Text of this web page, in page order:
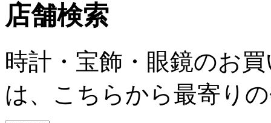
店舗検索
時計・宝飾・眼鏡のお
は、こちらから最寄り